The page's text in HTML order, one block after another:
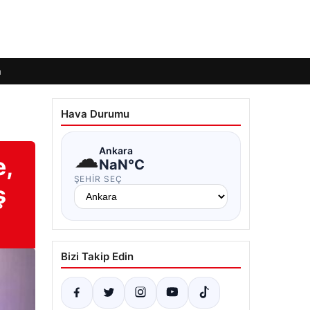
Hava Durumu
☁Ankara
NaN°C
ŞEHIR SEÇ
Bizi Takip Edin